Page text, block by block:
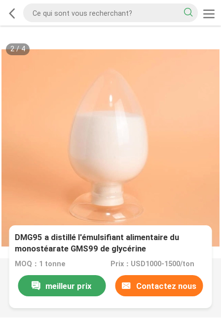
2/4
DMG95 a distillé l'émulsifiant alimentaire du
monostéarate GMS99 de glycérine
MOQ：1 tonne Prix：USD1000-1500/ton
meilleur prix Contactez nous